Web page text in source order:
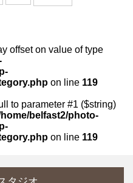
offset on value of type
on line 119
to parameter #1 ($string)
belfast2/photo-
on line 119